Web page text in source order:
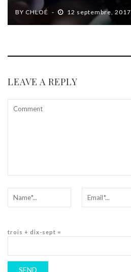
BY CHLOÉ 12 septembre, 2017
LEAVE A REPLY
trois + dix-sept =